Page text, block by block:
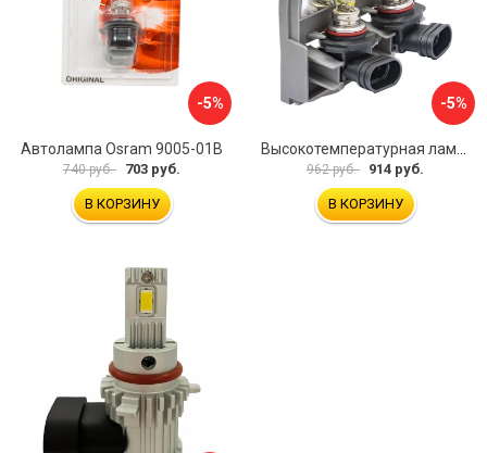
-5%
Автолампа Osram 9005-01B
740 руб. 703 руб.
В КОРЗИНУ
-5%
962 руб. 914 руб.
В КОРЗИНУ